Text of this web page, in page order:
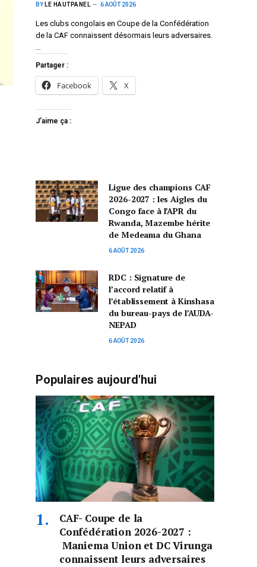
BY LE HAUTPANEL 6 AOÛT 2026
Les clubs congolais en Coupe de la Confédération
de la CAF connaissent désormais leurs adversaires.
…
Partager :
Facebook X
J’aime ça :
Ligue des champions CAF
2026-2027 : les Aigles du
Congo face à l’APR du
Rwanda, Mazembe hérite
de Medeama du Ghana
6 AOÛT 2026
RDC : Signature de
l’accord relatif à
l’établissement à Kinshasa
du bureau-pays de l’AUDA-
NEPAD
6 AOÛT 2026
Populaires aujourd'hui
CAF- Coupe de la
Confédération 2026-2027 :
Maniema Union et DC Virunga
connaissent leurs adversaires